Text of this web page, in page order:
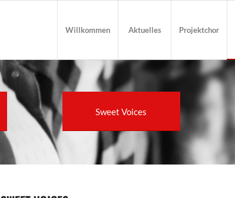
Willkommen Aktuelles Projektchor
Sweet Voices